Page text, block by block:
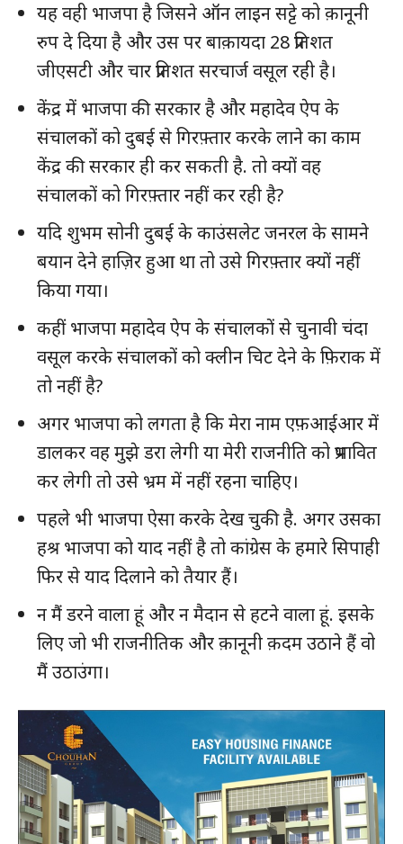
यह वही भाजपा है जिसने ऑन लाइन सट्टे को क़ानूनी
रुप दे दिया है और उस पर बाक़ायदा 28 प्रतिशत
जीएसटी और चार प्रतिशत सरचार्ज वसूल रही है।
केंद्र में भाजपा की सरकार है और महादेव ऐप के
संचालकों को दुबई से गिरफ़्तार करके लाने का काम
केंद्र की सरकार ही कर सकती है. तो क्यों वह
संचालकों को गिरफ़्तार नहीं कर रही है?
यदि शुभम सोनी दुबई के काउंसलेट जनरल के सामने
बयान देने हाज़िर हुआ था तो उसे गिरफ़्तार क्यों नहीं
किया गया।
कहीं भाजपा महादेव ऐप के संचालकों से चुनावी चंदा
वसूल करके संचालकों को क्लीन चिट देने के फ़िराक में
तो नहीं है?
अगर भाजपा को लगता है कि मेरा नाम एफ़आईआर में
डालकर वह मुझे डरा लेगी या मेरी राजनीति को प्रभावित
कर लेगी तो उसे भ्रम में नहीं रहना चाहिए।
पहले भी भाजपा ऐसा करके देख चुकी है. अगर उसका
हश्र भाजपा को याद नहीं है तो कांग्रेस के हमारे सिपाही
फिर से याद दिलाने को तैयार हैं।
न मैं डरने वाला हूं और न मैदान से हटने वाला हूं. इसके
लिए जो भी राजनीतिक और क़ानूनी क़दम उठाने हैं वो
मैं उठाउंगा।